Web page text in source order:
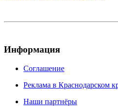
Информация
Соглашение
Реклама в Краснодарском
Наши партнёры